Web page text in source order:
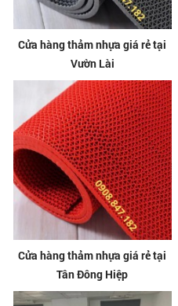
Cửa hàng thảm nhựa giá rẻ tại
Vườn Lài
Cửa hàng thảm nhựa giá rẻ tại
Tân Đông Hiệp